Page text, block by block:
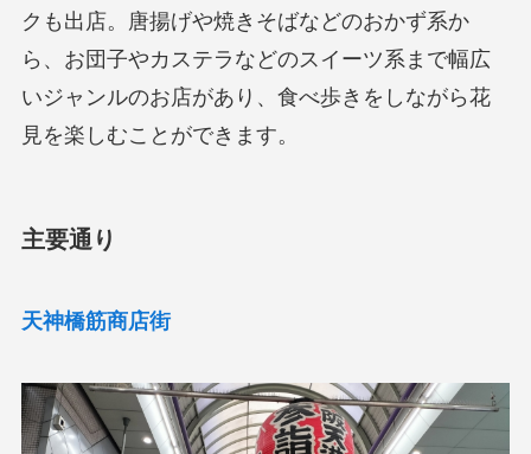
クも出店。唐揚げや焼きそばなどのおかず系か
ら、お団子やカステラなどのスイーツ系まで幅広
いジャンルのお店があり、食べ歩きをしながら花
見を楽しむことができます。
主要通り
天神橋筋商店街